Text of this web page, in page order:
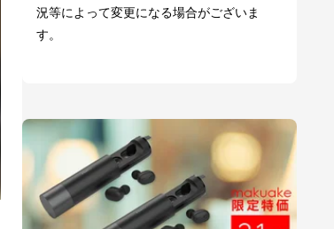
況等によって変更になる場合がございま
す。